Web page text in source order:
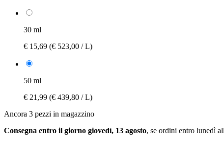
30 ml
€ 15,69 (€ 523,00 / L)
50 ml
€ 21,99 (€ 439,80 / L)
Ancora 3 pezzi in magazzino
Consegna entro il giorno giovedì, 13 agosto, se ordini entro lunedì